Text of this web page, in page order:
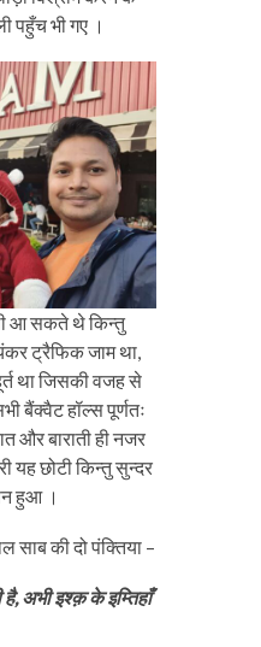
पहुँच भी गए ।
आ सकते थे किन्तु
ट्रैफिक जाम था,
था जिसकी वजह से
बैंक्वैट हॉल्स पूर्णतः
और बाराती ही नजर
यह छोटी किन्तु सुन्दर
हुआ ।
की दो पंक्तिया –
अभी इश्क़ के इम्तिहाँ